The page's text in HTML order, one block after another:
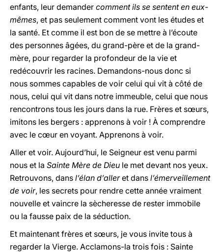
enfants, leur demander comment ils se sentent en eux-
mêmes, et pas seulement comment vont les études et
la santé. Et comme il est bon de se mettre à l’écoute
des personnes âgées, du grand-père et de la grand-
mère, pour regarder la profondeur de la vie et
redécouvrir les racines. Demandons-nous donc si
nous sommes capables de voir celui qui vit à côté de
nous, celui qui vit dans notre immeuble, celui que nous
rencontrons tous les jours dans la rue. Frères et sœurs,
imitons les bergers : apprenons à voir ! À comprendre
avec le cœur en voyant. Apprenons à voir.
Aller et voir. Aujourd’hui, le Seigneur est venu parmi
nous et la Sainte Mère de Dieu le met devant nos yeux.
Retrouvons, dans l’élan d’alleret dans l’émerveillement
de voir, les secrets pour rendre cette année vraiment
nouvelle et vaincre la sècheresse de rester immobile
ou la fausse paix de la séduction.
Et maintenant frères et sœurs, je vous invite tous à
regarder la Vierge. Acclamons-la trois fois : Sainte